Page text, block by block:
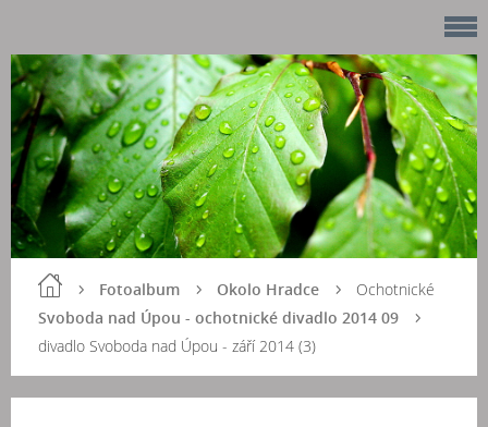
Fotoalbum
Okolo Hradce
Svoboda nad Úpou - ochotnické divadlo 2014 09
Ochotnické
divadlo Svoboda nad Úpou - září 2014 (3)